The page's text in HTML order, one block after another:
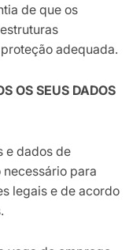
de que os
adequada.
OS SEUS DADOS
e dados de
para
legais e de acordo